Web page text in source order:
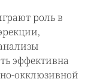
роль в
эффективна
окклюзивной